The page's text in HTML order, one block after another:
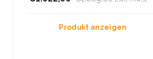
Produkt anzeigen